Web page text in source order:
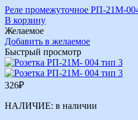
Реле промежуточное РП-21М-
В корзину
Желаемое
Добавить в желаемое
Быстрый просмотр
326₽
НАЛИЧИЕ: в наличии